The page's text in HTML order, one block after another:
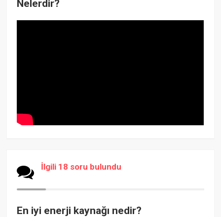
Nelerdir?
İlgili 18 soru bulundu
En iyi enerji kaynağı nedir?